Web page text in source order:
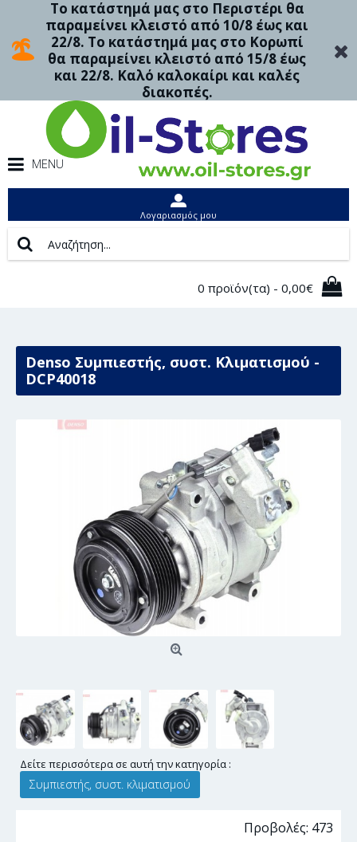
Το κατάστημά μας στο Περιστέρι θα
παραμείνει κλειστό από 10/8 έως και
22/8. Το κατάστημά μας στο Κορωπί
θα παραμείνει κλειστό από 15/8 έως
και 22/8. Καλό καλοκαίρι και καλές
διακοπές.
MENU
Λογαριασμός μου
0 προϊόν(τα) - 0,00€
Denso Συμπιεστής, συστ. Κλιματισμού -
DCP40018
Δείτε περισσότερα σε αυτή την κατηγορία :
Συμπιεστής, συστ. κλιματισμού
Προβολές: 473